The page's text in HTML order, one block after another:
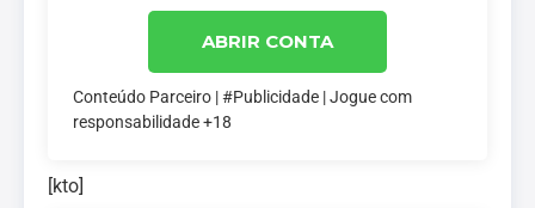
ABRIR CONTA
Conteúdo Parceiro | #Publicidade | Jogue com
responsabilidade +18
[kto]